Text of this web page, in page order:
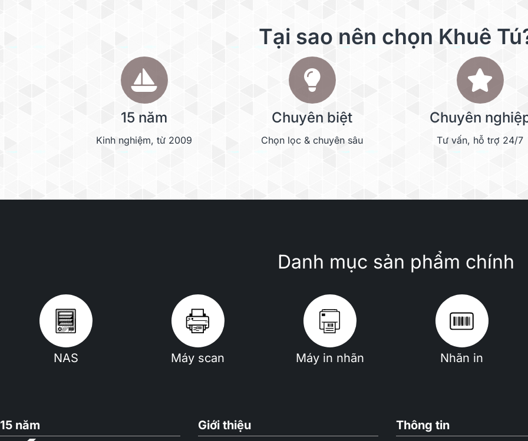
Tại sao nên chọn Khuê
15 năm
Kinh nghiệm, từ 2009
Chuyên biệt
Chọn lọc & chuyên sâu
Chuyên
Tư vấn, hỗ trợ 24/7
Danh mục sản phẩm chính
NAS Máy scan Máy in nhãn Nhãn in
15 năm Giới thiệu Thông tin